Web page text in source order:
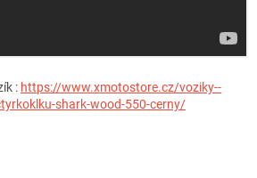
: https://www.xmotostore.cz/voziky--
shark-wood-550-cerny/